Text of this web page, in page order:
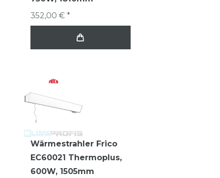
352,00 € *
Wärmestrahler Frico
EC60021 Thermoplus,
600W, 1505mm